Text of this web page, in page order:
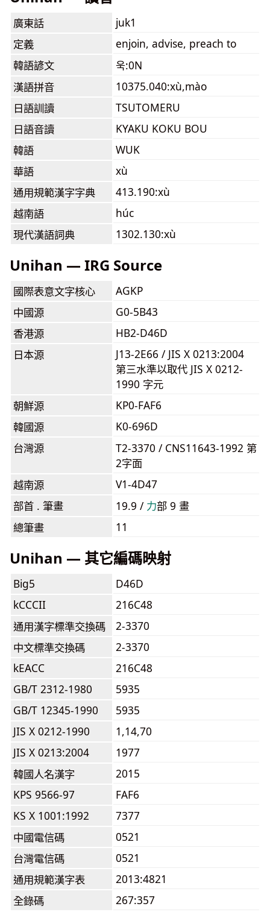
廣東話
juk1
定義
enjoin, advise, preach to
韓語諺文
욱:0N
漢語拼音
10375.040:xù,mào
日語訓讀
TSUTOMERU
日語音讀
KYAKU KOKU BOU
韓語
WUK
華語
xù
通用規範漢字字典
413.190:xù
越南語
húc
現代漢語詞典
1302.130:xù
Unihan — IRG Source
國際表意文字核心
AGKP
中國源
G0-5B43
香港源
HB2-D46D
日本源
J13-2E66 / JIS X 0213:2004
第三水準以取代 JIS X 0212-
1990 字元
朝鮮源
KP0-FAF6
韓國源
K0-696D
台灣源
T2-3370 / CNS11643-1992 第
2字面
越南源
V1-4D47
部首 . 筆畫
19.9 / ⼒部 9 畫
總筆畫
11
Unihan — 其它編碼映射
Big5
D46D
kCCCII
216C48
通用漢字標準交換碼
2-3370
中文標準交換碼
2-3370
kEACC
216C48
GB/T 2312-1980
5935
GB/T 12345-1990
5935
JIS X 0212-1990
1,14,70
JIS X 0213:2004
1977
韓國人名漢字
2015
KPS 9566-97
FAF6
KS X 1001:1992
7377
中國電信碼
0521
台灣電信碼
0521
通用規範漢字表
2013:4821
全錄碼
267:357